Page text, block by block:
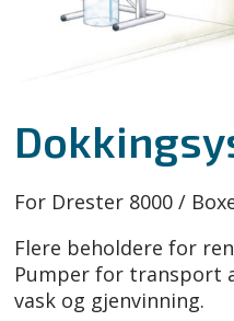
For Drester 8000 /
Flere beholdere for
Pumper for transport
vask og gjenvinning.